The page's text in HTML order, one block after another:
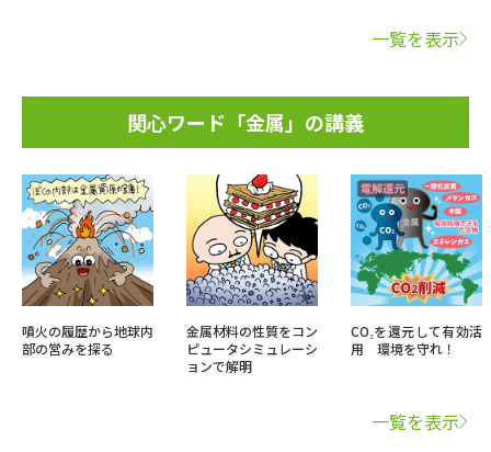
一覧を表示
関心ワード「金属」の講義
噴火の履歴から地球内
部の営みを探る
金属材料の性質をコン
ピュータシミュレーシ
ョンで解明
CO₂を還元して有効活
用 環境を守れ！
一覧を表示